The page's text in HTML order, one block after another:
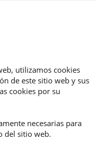
utilizamos cookies
de este sitio web y sus
cookies por su
necesarias para
del sitio web.